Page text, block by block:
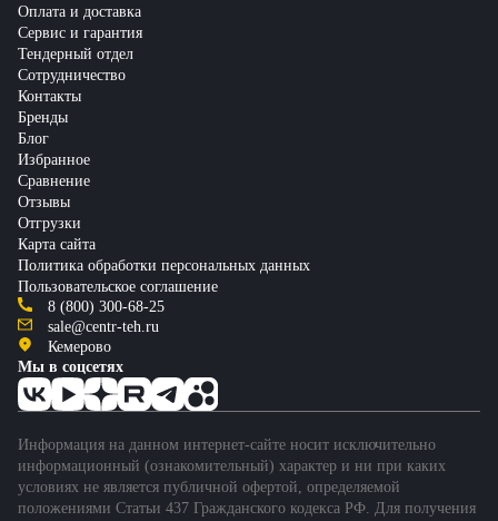
Оплата и доставка
Сервис и гарантия
Тендерный отдел
Сотрудничество
Контакты
Бренды
Блог
Избранное
Сравнение
Отзывы
Отгрузки
Карта сайта
Политика обработки персональных данных
Пользовательское соглашение
8 (800) 300-68-25
sale@centr-teh.ru
Кемерово
Мы в соцсетях
Информация на данном интернет-сайте носит исключительно
информационный (ознакомительный) характер и ни при каких
условиях не является публичной офертой, определяемой
положениями Статьи 437 Гражданского кодекса РФ. Для получения